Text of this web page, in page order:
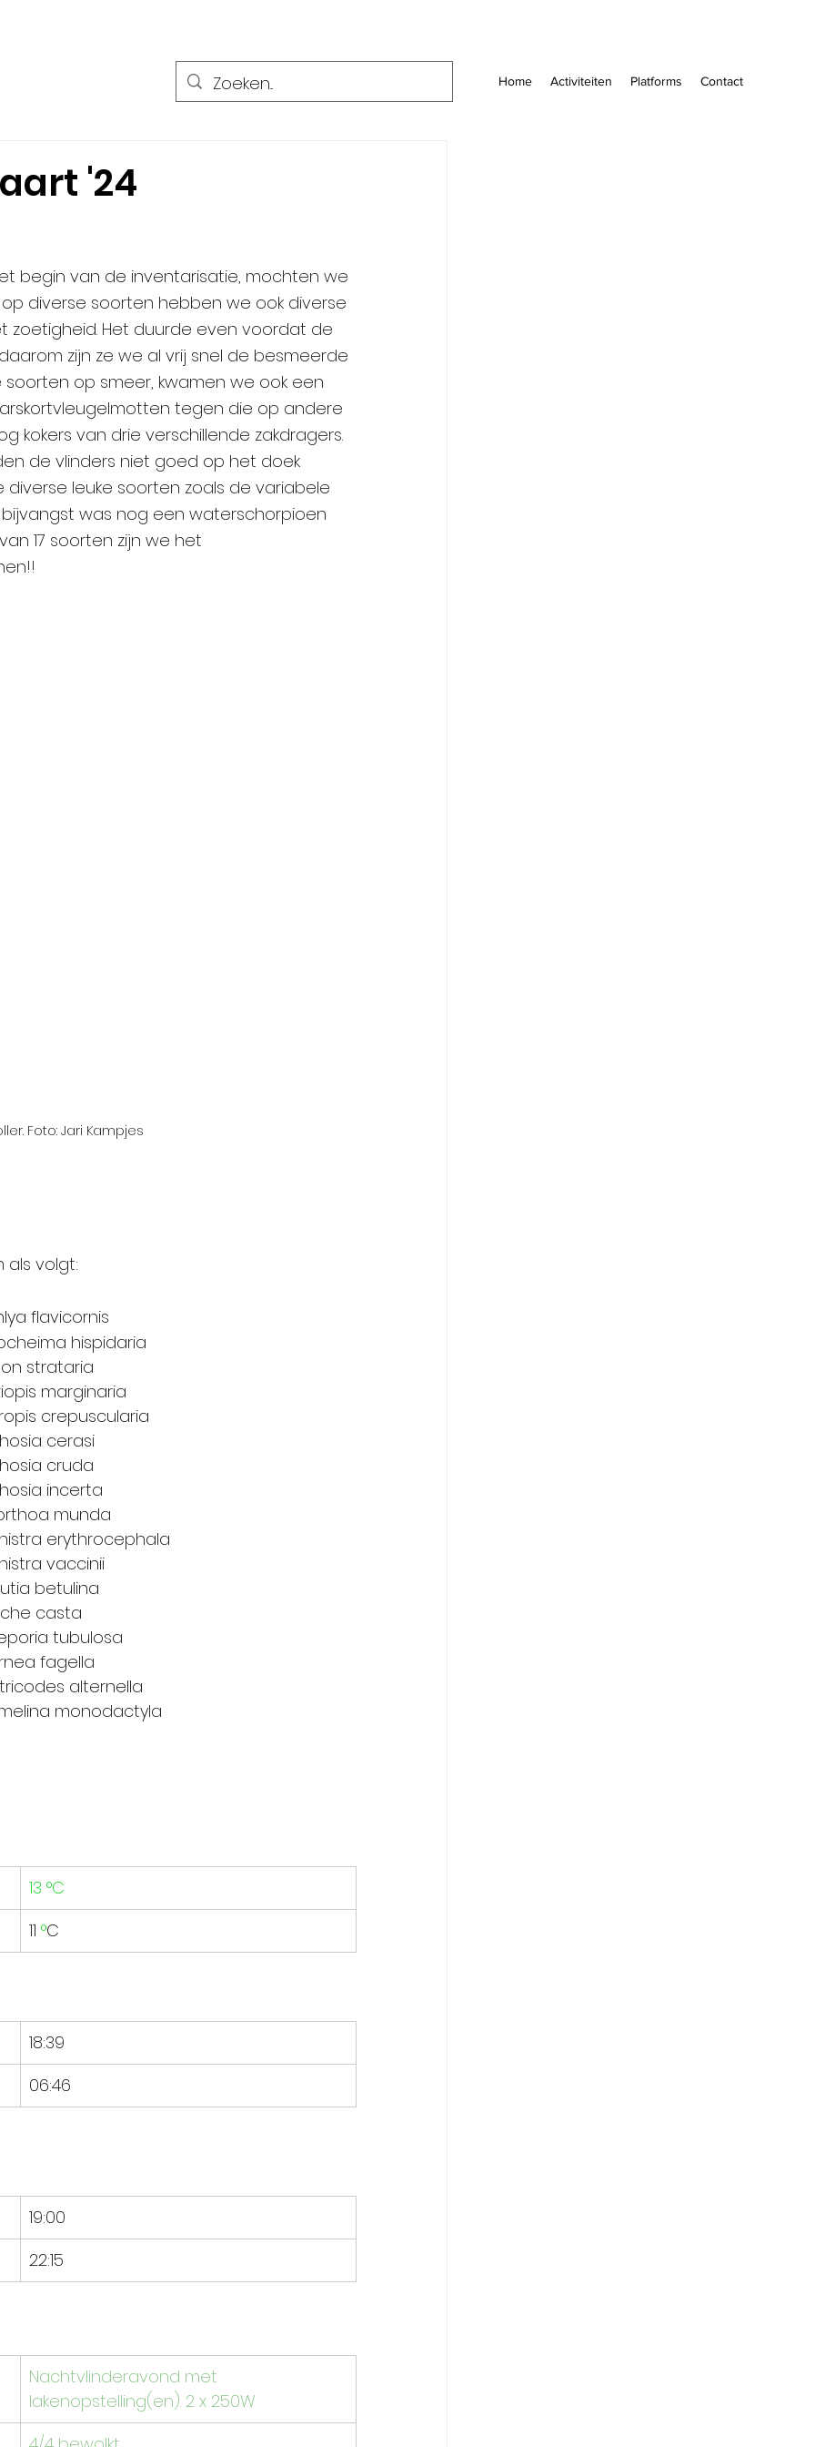
Home Activiteiten Platforms Contact
'24
begin van de inventarisatie, mochten we
diverse soorten hebben we ook diverse
Het duurde even voordat de
zijn ze we al vrij snel de besmeerde
op smeer, kwamen we ook een
tegen die op andere
kokers van drie verschillende zakdragers.
de vlinders niet goed op het doek
leuke soorten zoals de variabele
was nog een waterschorpioen
17 soorten zijn we het
Foto: Jari Kampjes
als volgt:
orvlinder			-	Achlya flavicornis
-	Apocheima hispidaria
spanner			-	Biston strataria
voorjaarsspanner	-	Agriopis marginaria
spikkelspanner	-	Ectropis crepuscularia
-	Orthosia cerasi
voorjaarsuil		-	Orthosia cruda
voorjaarsuil	-	Orthosia incerta
-	Anorthoa munda
-	Conistra erythrocephala
-	Conistra vaccinii
zakdrager		-	Proutia betulina
zakdrager		-	Psyche casta
-	Taleporia tubulosa
-	Diurnea fagella
-	Tortricodes alternella
-	Emmelina monodactyla
13 °C
11 °C
​18:39
06:46
19:00
22:15
Nachtvlinderavond met
lakenopstelling(en). 2 x 250W